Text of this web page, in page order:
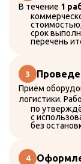
Реквизиты
Что такое
Найти
Услуги
Контакты
+7 (985) 997-
+7 (495) 997-
Время работы:
Пн-Пт 09:00 —
Москва,
В течение 1
стоимостью;
срок
перечень
Приём
логистики.
по
с
без